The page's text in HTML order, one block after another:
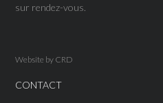
sur rendez-vous.
Website by CRD
CONTACT